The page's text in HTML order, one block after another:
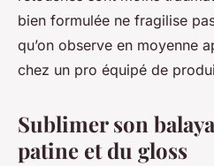
bien formulée ne fragilise
qu’on observe en moyenne
chez un pro équipé de
Sublimer son
patine et du gloss